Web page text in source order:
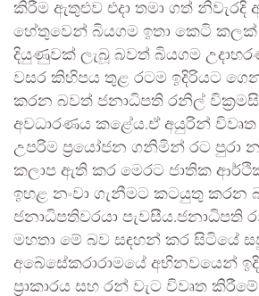
කිරීම ඇතුළුව එදා තමා ගත්
හේතුවෙන් බියගම ඉතා කෙටි කලක්
දියුණුවක් ලැබූ බවත් බියගම
වසර කිහිපය තුළ රටම ඉදිරියට
කරන බවත් ජනාධිපති රනිල්
අවධාරණය කළේය.ඒ අයුරින්
උපරිම ප්‍රයෝජන ගනිමින් රට පුරා
කලාප ඇති කර මෙරට ජාතික
ඉහළ නංවා ගැනීමට කටයුතු කරන
ජනාධිපතිවරයා පැවසීය.ජනාධිපති
මහතා මේ බව සඳහන් කර සිටියේ
අබේසේකරාරාමයේ අභිනවයෙන්
ප්‍රාකාරය සහ රන් වැට විවෘත